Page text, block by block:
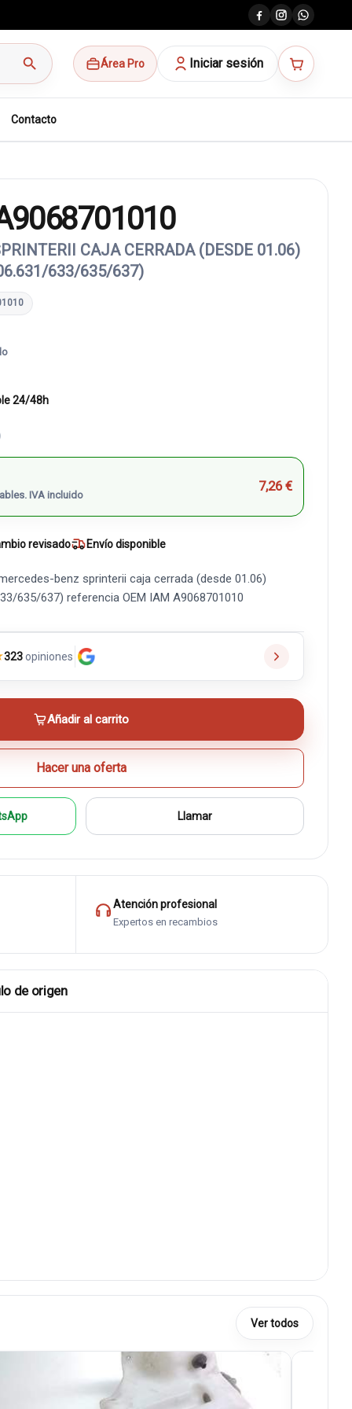
search Área Pro Iniciar sesión
Contacto
CAJA CERRADA (DESDE 01.06)
633/635/637)
24/48h
IVA incluido
7,26 €
revisado Envío disponible
benz sprinterii caja cerrada (desde 01.06)
635/637) referencia OEM IAM A9068701010
323opiniones
Añadir al carrito
Hacer una oferta
Llamar
Atención profesional
Expertos en recambios
de origen
Ver todos